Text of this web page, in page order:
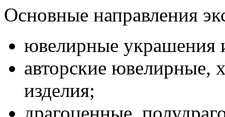
Основные направления
ювелирные украшения
авторские ювелирные,
изделия;